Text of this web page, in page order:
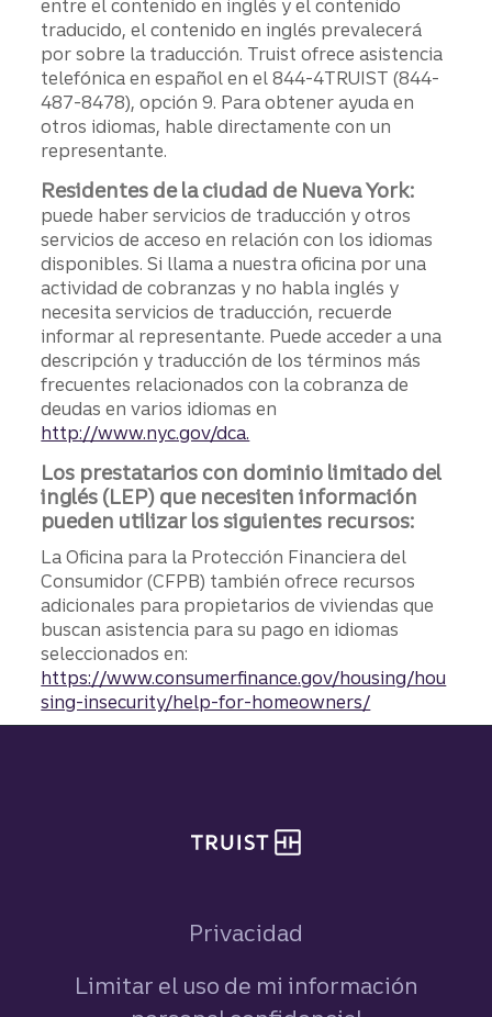
entre el contenido en inglés y el contenido
traducido, el contenido en inglés prevalecerá
por sobre la traducción. Truist ofrece asistencia
telefónica en español en el 844-4TRUIST (844-
487-8478), opción 9. Para obtener ayuda en
otros idiomas, hable directamente con un
representante.
Residentes de la ciudad de Nueva York:
puede haber servicios de traducción y otros
servicios de acceso en relación con los idiomas
disponibles. Si llama a nuestra oficina por una
actividad de cobranzas y no habla inglés y
necesita servicios de traducción, recuerde
informar al representante. Puede acceder a una
descripción y traducción de los términos más
frecuentes relacionados con la cobranza de
deudas en varios idiomas en
http://www.nyc.gov/dca.
Los prestatarios con dominio limitado del
inglés (LEP) que necesiten información
pueden utilizar los siguientes recursos:
La Oficina para la Protección Financiera del
Consumidor (CFPB) también ofrece recursos
adicionales para propietarios de viviendas que
buscan asistencia para su pago en idiomas
seleccionados en:
https://www.consumerfinance.gov/housing/hou
sing-insecurity/help-for-homeowners/
Privacidad
Limitar el uso de mi información